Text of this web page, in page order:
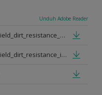
Unduh Adobe Reader
tds_a928_dulux_weathershield_dirt_resistance_en_jan_2025.pdf
tds_a928_dulux_weathershield_dirt_resistance_id_jan_2025.pdf